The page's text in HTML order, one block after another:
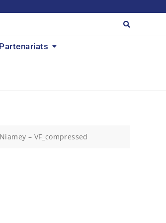
Partenariats
– VF_compressed